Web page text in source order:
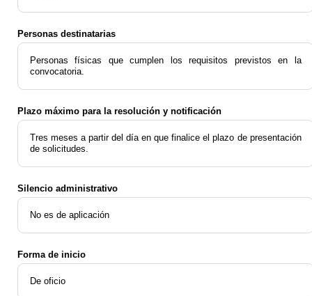
Personas destinatarias
Personas físicas que cumplen los requisitos previstos en la
convocatoria.
Plazo máximo para la resolución y notificación
Tres meses a partir del día en que finalice el plazo de presentación
de solicitudes.
Silencio administrativo
No es de aplicación
Forma de inicio
De oficio